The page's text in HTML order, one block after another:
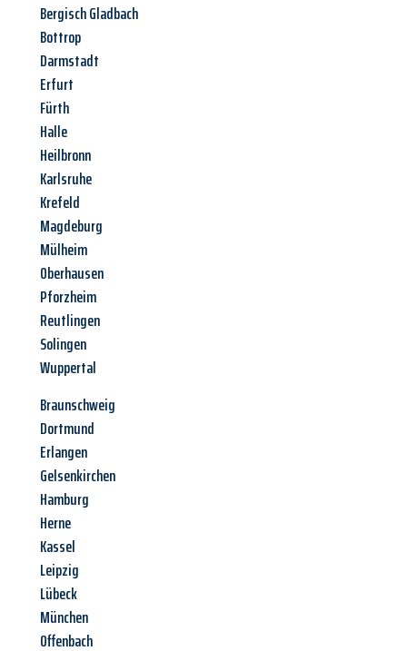
Bergisch Gladbach
Bottrop
Darmstadt
Erfurt
Fürth
Halle
Heilbronn
Karlsruhe
Krefeld
Magdeburg
Mülheim
Oberhausen
Pforzheim
Reutlingen
Solingen
Wuppertal
Braunschweig
Dortmund
Erlangen
Gelsenkirchen
Hamburg
Herne
Kassel
Leipzig
Lübeck
München
Offenbach